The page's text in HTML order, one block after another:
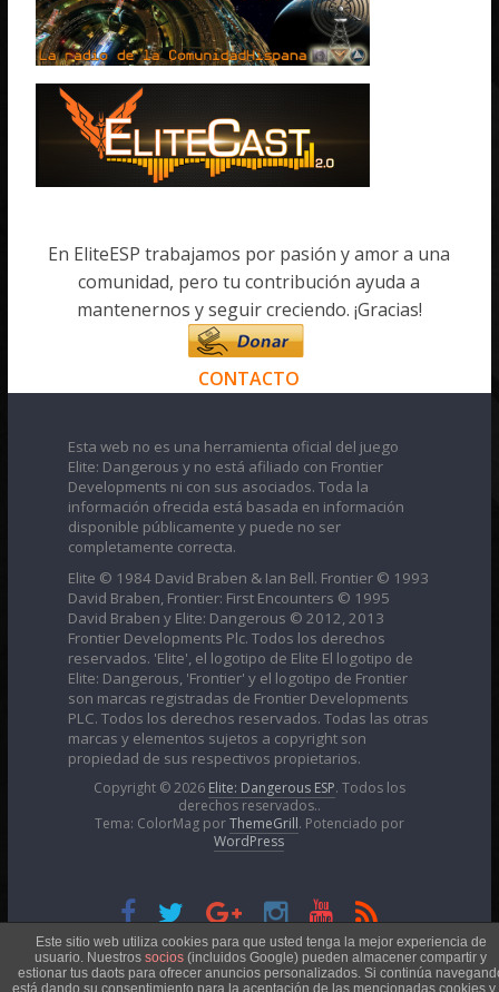
En EliteESP trabajamos por pasión y amor a una
comunidad, pero tu contribución ayuda a
mantenernos y seguir creciendo. ¡Gracias!
CONTACTO
Esta web no es una herramienta oficial del juego
Elite: Dangerous y no está afiliado con Frontier
Developments ni con sus asociados. Toda la
información ofrecida está basada en información
disponible públicamente y puede no ser
completamente correcta.
Elite © 1984 David Braben & Ian Bell. Frontier © 1993
David Braben, Frontier: First Encounters © 1995
David Braben y Elite: Dangerous © 2012, 2013
Frontier Developments Plc. Todos los derechos
reservados. 'Elite', el logotipo de Elite El logotipo de
Elite: Dangerous, 'Frontier' y el logotipo de Frontier
son marcas registradas de Frontier Developments
PLC. Todos los derechos reservados. Todas las otras
marcas y elementos sujetos a copyright son
propiedad de sus respectivos propietarios.
Copyright © 2026 Elite: Dangerous ESP. Todos los
derechos reservados..
Tema: ColorMag porThemeGrill. Potenciado por
WordPress
Esta obra está bajo unaLicencia Creative Commons
Este sitio web utiliza cookies para que usted tenga la mejor experiencia de
usuario. Nuestros socios (incluidos Google) pueden almacener compartir y
estionar tus daots para ofrecer anuncios personalizados. Si continúa
está dando su consentimiento para la aceptación de las mencionadas cookies y